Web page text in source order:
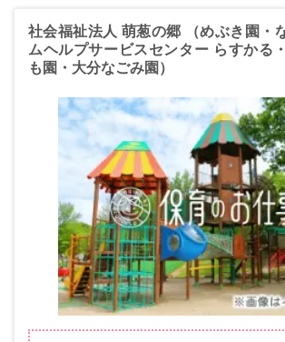
社会福祉法人 萌葱の郷 （めぶき園・
ムヘルプサービスセンター らすかる
も園・大分なごみ園）